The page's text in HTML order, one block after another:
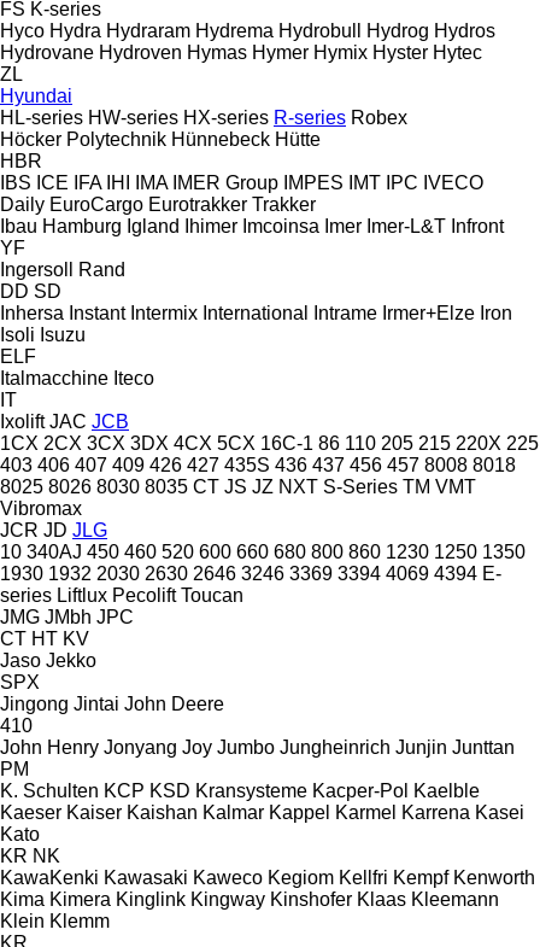
FS K-series
Hyco Hydra Hydraram Hydrema Hydrobull Hydrog Hydros
Hydrovane Hydroven Hymas Hymer Hymix Hyster Hytec
ZL
Hyundai
HL-series HW-series HX-series R-series Robex
Höcker Polytechnik Hünnebeck Hütte
HBR
IBS ICE IFA IHI IMA IMER Group IMPES IMT IPC IVECO
Daily EuroCargo Eurotrakker Trakker
Ibau Hamburg Igland Ihimer Imcoinsa Imer Imer-L&T Infront
YF
Ingersoll Rand
DD SD
Inhersa Instant Intermix International Intrame Irmer+Elze Iron
Isoli Isuzu
ELF
Italmacchine Iteco
IT
Ixolift JAC JCB
1CX 2CX 3CX 3DX 4CX 5CX 16C-1 86 110 205 215 220X 225
403 406 407 409 426 427 435S 436 437 456 457 8008 8018
8025 8026 8030 8035 CT JS JZ NXT S-Series TM VMT
Vibromax
JCR JD JLG
10 340AJ 450 460 520 600 660 680 800 860 1230 1250 1350
1930 1932 2030 2630 2646 3246 3369 3394 4069 4394 E-
series Liftlux Pecolift Toucan
JMG JMbh JPC
CT HT KV
Jaso Jekko
SPX
Jingong Jintai John Deere
410
John Henry Jonyang Joy Jumbo Jungheinrich Junjin Junttan
PM
K. Schulten KCP KSD Kransysteme Kacper-Pol Kaelble
Kaeser Kaiser Kaishan Kalmar Kappel Karmel Karrena Kasei
Kato
KR NK
KawaKenki Kawasaki Kaweco Kegiom Kellfri Kempf Kenworth
Kima Kimera Kinglink Kingway Kinshofer Klaas Kleemann
Klein Klemm
KR